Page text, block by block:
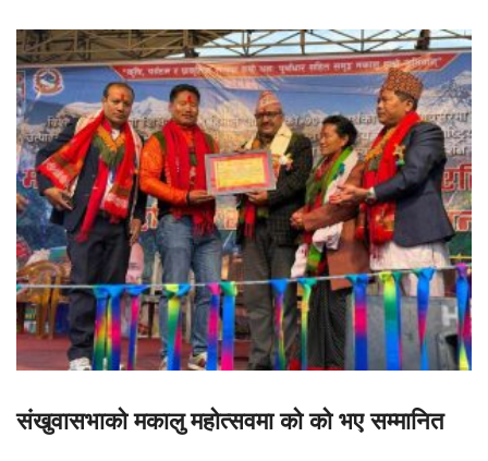
संखुवासभाको मकालु महोत्सवमा को को भए सम्मानित